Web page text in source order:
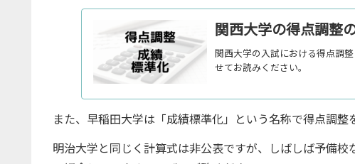
関西大学の得点調整
関西大学の入試における得点調
せてお読みください。
また、早稲田大学は「成績標準化」という名称で得点調整
明治大学と同じく計算式は非公表ですが、しばしば予備